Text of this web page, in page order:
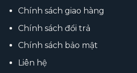
Chính sách giao hàng
Chính sách đổi trả
Chính sách bảo mật
Liên hệ